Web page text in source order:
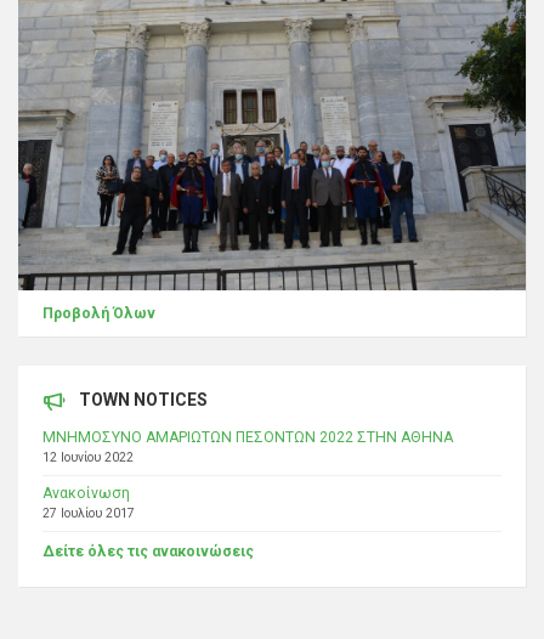
Προβολή Όλων
TOWN NOTICES
ΜΝΗΜΟΣΥΝΟ ΑΜΑΡΙΩΤΩΝ ΠΕΣΟΝΤΩΝ 2022 ΣΤΗΝ ΑΘΗΝΑ
12 Ιουνίου 2022
Ανακοίνωση
27 Ιουλίου 2017
Δείτε όλες τις ανακοινώσεις